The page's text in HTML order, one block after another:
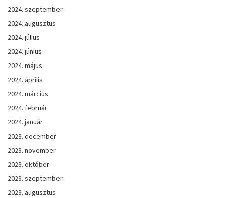
2024. szeptember
2024. augusztus
2024. július
2024. június
2024. május
2024. április
2024. március
2024. február
2024. január
2023. december
2023. november
2023. október
2023. szeptember
2023. augusztus